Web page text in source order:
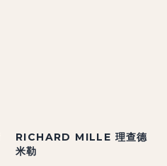
RICHARD MILLE 理查德
米勒